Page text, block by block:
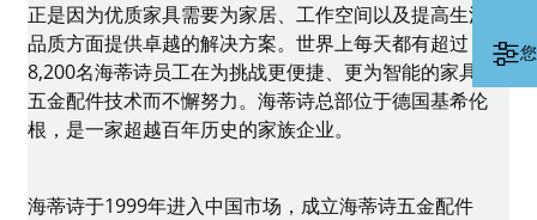
正是因为优质家具需要为家居、工作空间以及提高生活
品质方面提供卓越的解决方案。世界上每天都有超过
8,200名海蒂诗员工在为挑战更便捷、更为智能的家具
五金配件技术而不懈努力。海蒂诗总部位于德国基希伦
根，是一家超越百年历史的家族企业。
海蒂诗于1999年进入中国市场，成立海蒂诗五金配件